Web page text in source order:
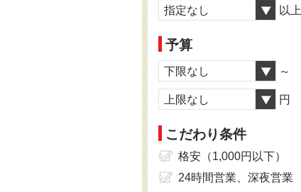
指定なし 以上
予算
下限なし ～
上限なし 円
こだわり条件
格安（1,000円以下）
24時間営業、深夜営業